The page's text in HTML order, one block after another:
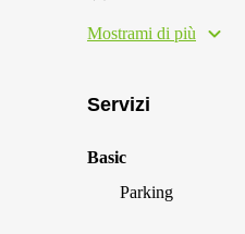
Mostrami di più
Servizi
Basic
Parking